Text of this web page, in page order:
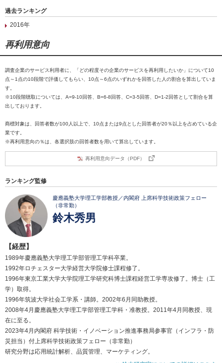
過去ランキング
2016年
再利用意向
調査企業のサービス利用者に、「どの程度その企業のサービスを再利用したいか」について10
点～1点の10段階で評価してもらい、10点～6点のいずれかを回答した人の割合を算出していま
す。
※10段階聴取については、A=9-10回答、B=6-8回答、C=3-5回答、D=1-2回答として割合を算
出しております。
商標対象は、回答者数が100人以上で、10点または9点とした回答者が20％以上を占めている企
業です。
※再利用意向の％は、各選択肢の回答者数を用いて算出しています。
再利用意向データ（PDF）
ランキング監修
慶應義塾大学理工学部教授／内閣府 上席科学技術政策フェロー
（非常勤）
鈴木秀男
【経歴】
1989年慶應義塾大学理工学部管理工学科卒業。
1992年ロチェスター大学経営大学院修士課程修了。
1996年東京工業大学大学院理工学研究科博士課程経営工学専攻修了。博士（工
学）取得。
1996年筑波大学社会工学系・講師。2002年6月同助教授。
2008年4月慶應義塾大学理工学部管理工学科・准教授。2011年4月同教授、現
在に至る。
2023年4月内閣府 科学技術・イノベーション推進事務局参事官（インフラ・防
災担当）付上席科学技術政策フェロー（非常勤）
研究分野は応用統計解析、品質管理、マーケティング。